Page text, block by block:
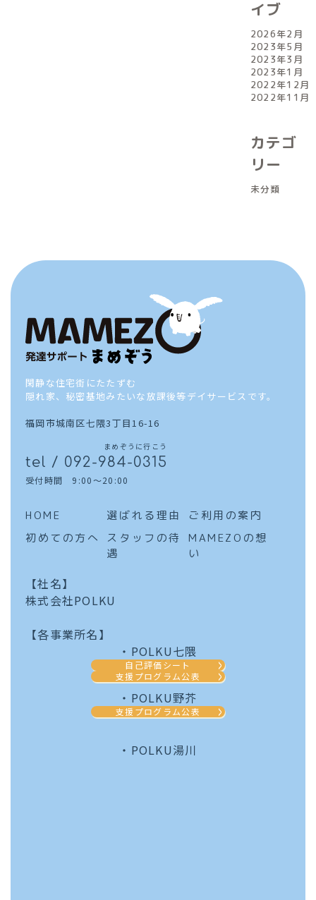
イブ
2026年2月
2023年5月
2023年3月
2023年1月
2022年12月
2022年11月
カテゴ
リー
未分類
閑静な住宅街にたたずむ
隠れ家、秘密基地みたいな放課後等デイサービスです。
福岡市城南区七隈3丁目16-16
まめぞうに行こう
tel / 092-984-0315
受付時間 9:00～20:00
HOME 選ばれる理由
ご利用の案内
初めての方へ
スタッフの待
遇
MAMEZOの想
い
【社名】
株式会社POLKU
【各事業所名】
・POLKU七隈
自己評価シート
支援プログラム公表
・POLKU野芥
支援プログラム公表
・POLKU湯川